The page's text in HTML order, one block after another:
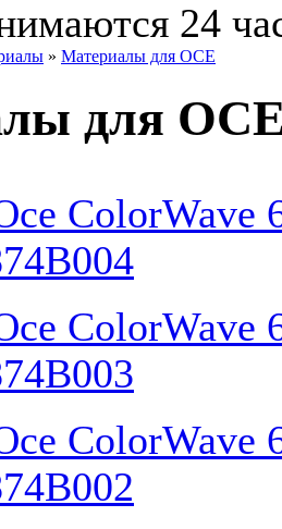
24
» Материалы для OCE
для
ColorWave
ColorWave
ColorWave